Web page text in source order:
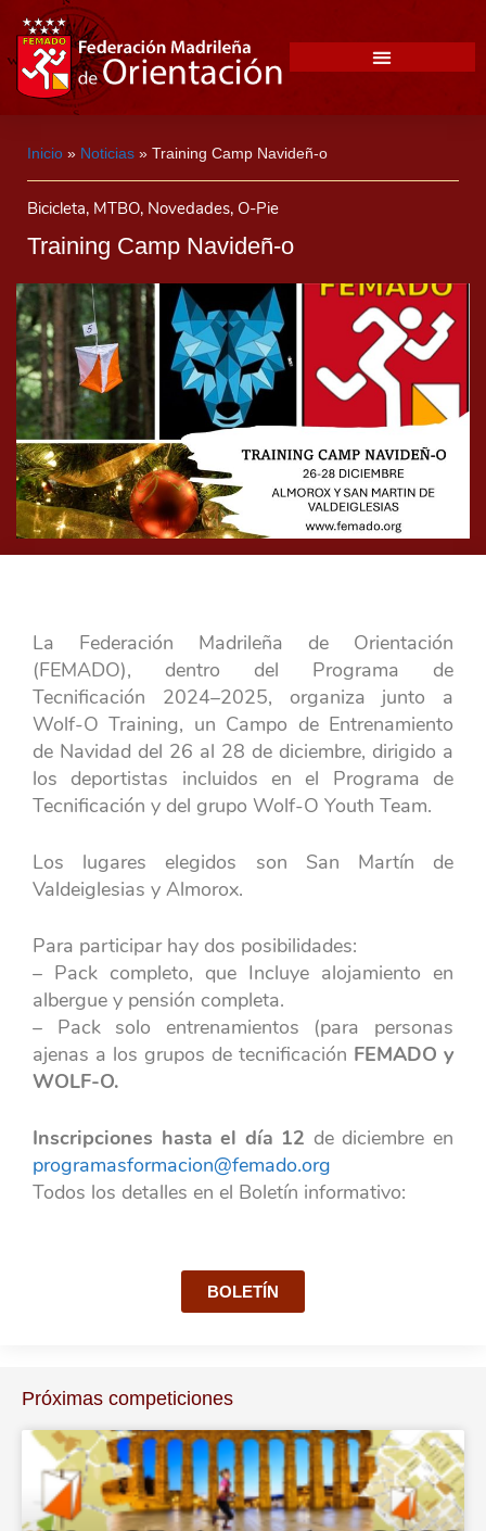
Inicio » Noticias » Training Camp Navideñ-o
Bicicleta, MTBO, Novedades, O-Pie
Training Camp Navideñ-o
La Federación Madrileña de Orientación
(FEMADO), dentro del Programa de
Tecnificación 2024–2025, organiza junto a
Wolf-O Training, un Campo de Entrenamiento
de Navidad del 26 al 28 de diciembre, dirigido a
los deportistas incluidos en el Programa de
Tecnificación y del grupo Wolf-O Youth Team.
Los lugares elegidos son San Martín de
Valdeiglesias y Almorox.
Para participar hay dos posibilidades:
– Pack completo, que Incluye alojamiento en
albergue y pensión completa.
– Pack solo entrenamientos (para personas
ajenas a los grupos de tecnificación FEMADO y
WOLF-O.
Inscripciones hasta el día 12 de diciembre en
programasformacion@femado.org
Todos los detalles en el Boletín informativo:
BOLETÍN
Próximas competiciones